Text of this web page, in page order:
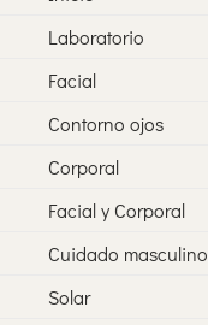
Laboratorio
Facial
Contorno ojos
Corporal
Facial y Corporal
Cuidado masculino
Solar